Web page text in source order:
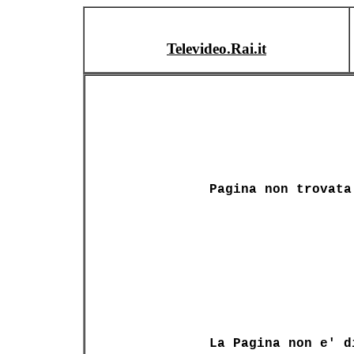
Televideo.Rai.it
Pagina non trovata
La Pagina non e'